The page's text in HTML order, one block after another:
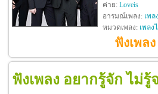
ค่าย: Loveis
อารมณ์เพลง: เพล
หมวดเพลง: เพลง
ฟังเพล
ฟังเพลง อยากรู้จัก ไม่รู้